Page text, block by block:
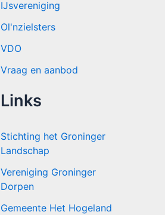
IJsvereniging
Ol'nzielsters
VDO
Vraag en aanbod
Links
Stichting het Groninger
Landschap
Vereniging Groninger
Dorpen
Gemeente Het Hogeland